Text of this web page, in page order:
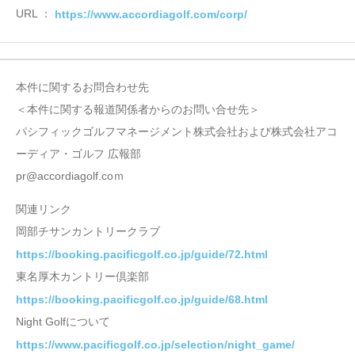
URL ： https://www.accordiagolf.com/corp/
本件に関するお問合わせ先
＜本件に関する報道関係者からのお問い合せ先＞
パシフィックゴルフマネージメント株式会社および株式会社アコ
ーディア・ゴルフ 広報部
pr@accordiagolf.coｍ
関連リンク
岡部チサンカントリークラブ
https://booking.pacificgolf.co.jp/guide/72.html
東名厚木カントリー倶楽部
https://booking.pacificgolf.co.jp/guide/68.html
Night Golfについて
https://www.pacificgolf.co.jp/selection/night_game/